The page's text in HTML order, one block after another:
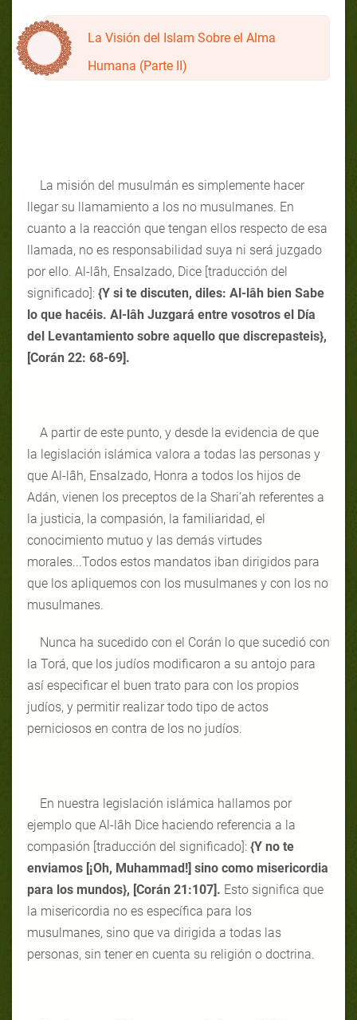
La Visión del Islam Sobre el Alma
Humana (Parte II)
La misión del musulmán es simplemente hacer
llegar su llamamiento a los no musulmanes. En
cuanto a la reacción que tengan ellos respecto de esa
llamada, no es responsabilidad suya ni será juzgado
por ello. Al-lâh, Ensalzado, Dice [traducción del
significado]: {Y si te discuten, diles: Al-lâh bien Sabe
lo que hacéis. Al-lâh Juzgará entre vosotros el Día
del Levantamiento sobre aquello que discrepasteis},
[Corán 22: 68-69].
A partir de este punto, y desde la evidencia de que
la legislación islámica valora a todas las personas y
que Al-lâh, Ensalzado, Honra a todos los hijos de
Adán, vienen los preceptos de la Shari‘ah referentes a
la justicia, la compasión, la familiaridad, el
conocimiento mutuo y las demás virtudes
morales...Todos estos mandatos iban dirigidos para
que los apliquemos con los musulmanes y con los no
musulmanes.
Nunca ha sucedido con el Corán lo que sucedió con
la Torá, que los judíos modificaron a su antojo para
así especificar el buen trato para con los propios
judíos, y permitir realizar todo tipo de actos
perniciosos en contra de los no judíos.
En nuestra legislación islámica hallamos por
ejemplo que Al-lâh Dice haciendo referencia a la
compasión [traducción del significado]: {Y no te
enviamos [¡Oh, Muhammad!] sino como misericordia
para los mundos}, [Corán 21:107]. Esto significa que
la misericordia no es específica para los
musulmanes, sino que va dirigida a todas las
personas, sin tener en cuenta su religión o doctrina.